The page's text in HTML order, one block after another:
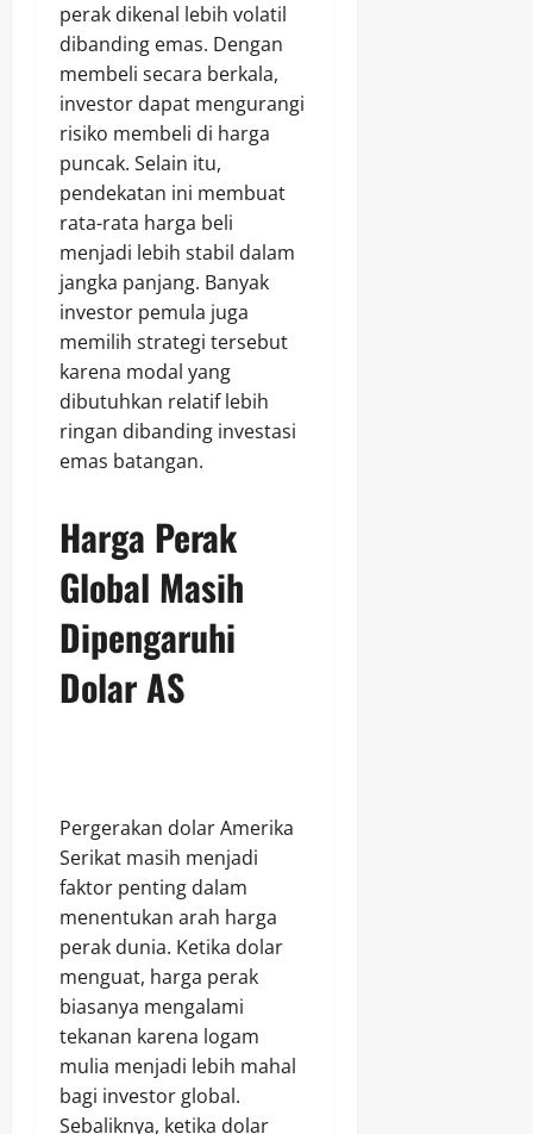
perak dikenal lebih volatil
dibanding emas. Dengan
membeli secara berkala,
investor dapat mengurangi
risiko membeli di harga
puncak. Selain itu,
pendekatan ini membuat
rata-rata harga beli
menjadi lebih stabil dalam
jangka panjang. Banyak
investor pemula juga
memilih strategi tersebut
karena modal yang
dibutuhkan relatif lebih
ringan dibanding investasi
emas batangan.
Harga Perak
Global Masih
Dipengaruhi
Dolar AS
Pergerakan dolar Amerika
Serikat masih menjadi
faktor penting dalam
menentukan arah harga
perak dunia. Ketika dolar
menguat, harga perak
biasanya mengalami
tekanan karena logam
mulia menjadi lebih mahal
bagi investor global.
Sebaliknya, ketika dolar